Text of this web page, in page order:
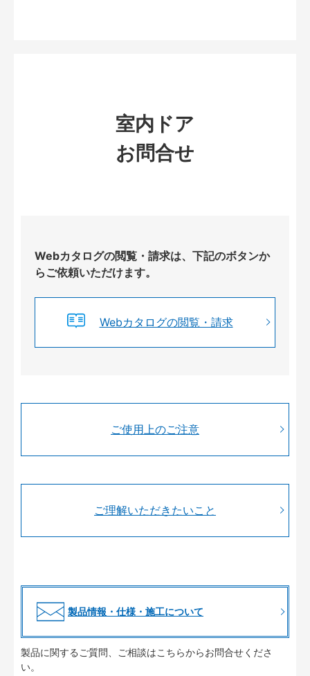
室内ドア
お問合せ
Webカタログの閲覧・請求は、下記のボタンか
らご依頼いただけます。
Webカタログの閲覧・請求
ご使用上のご注意
ご理解いただきたいこと
製品情報・仕様・施工について
製品に関するご質問、ご相談はこちらからお問合せくださ
い。